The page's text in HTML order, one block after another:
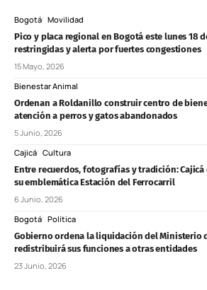
Bogotá Movilidad
Pico y placa regional en Bogotá este lunes 18
restringidas y alerta por fuertes congestiones
15 Mayo, 2026
Bienestar Animal
Ordenan a Roldanillo construir centro de
atención a perros y gatos abandonados
5 Junio, 2026
Cajicá Cultura
Entre recuerdos, fotografías y tradición: Cajicá
su emblemática Estación del Ferrocarril
6 Junio, 2026
Bogotá Política
Gobierno ordena la liquidación del Ministerio
redistribuirá sus funciones a otras entidades
23 Junio, 2026